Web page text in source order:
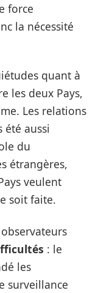
force
la nécessité
quant à
les deux Pays,
Les relations
été aussi
du
étrangères,
veulent
soit faite.
: le
les
surveillance